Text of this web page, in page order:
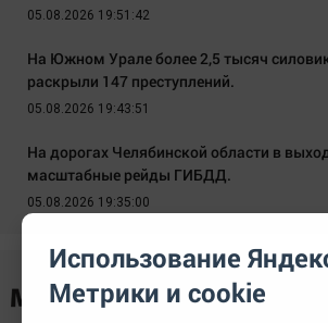
05.08.2026 19:51:42
На Южном Урале более 2,5 тысяч
раскрыли 147 преступлений.
05.08.2026 19:43:51
На дорогах Челябинской области в
масштабные рейды ГИБДД.
05.08.2026 19:35:00
Использование
Метрики и cookie